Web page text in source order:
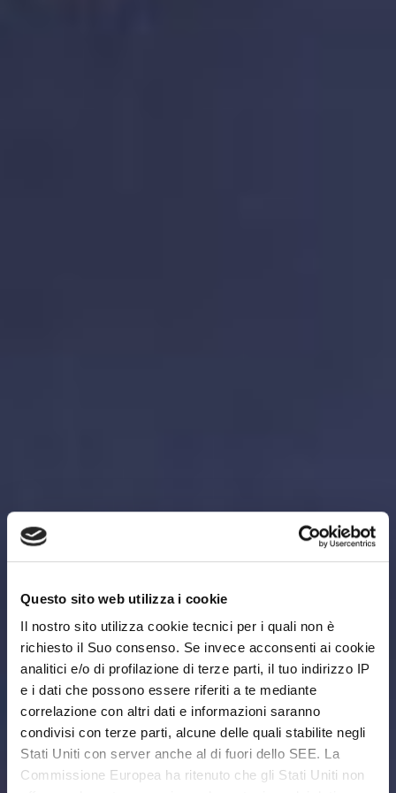
Questo sito web utilizza i cookie
Il nostro sito utilizza cookie tecnici per i quali non è
richiesto il Suo consenso. Se invece acconsenti ai cookie
analitici e/o di profilazione di terze parti, il tuo indirizzo IP
e i dati che possono essere riferiti a te mediante
correlazione con altri dati e informazioni saranno
condivisi con terze parti, alcune delle quali stabilite negli
Stati Uniti con server anche al di fuori dello SEE. La
Commissione Europea ha ritenuto che gli Stati Uniti non